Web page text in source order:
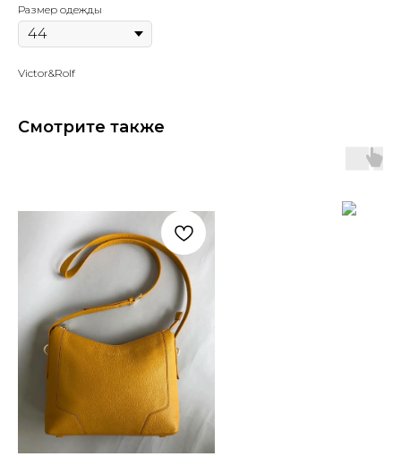
Размер одежды
Victor&Rolf
Смотрите также